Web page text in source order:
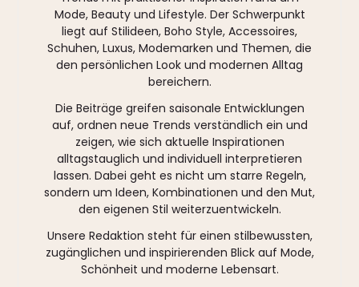
Mode, Beauty und Lifestyle. Der Schwerpunkt
liegt auf Stilideen, Boho Style, Accessoires,
Schuhen, Luxus, Modemarken und Themen, die
den persönlichen Look und modernen Alltag
bereichern.
Die Beiträge greifen saisonale Entwicklungen
auf, ordnen neue Trends verständlich ein und
zeigen, wie sich aktuelle Inspirationen
alltagstauglich und individuell interpretieren
lassen. Dabei geht es nicht um starre Regeln,
sondern um Ideen, Kombinationen und den Mut,
den eigenen Stil weiterzuentwickeln.
Unsere Redaktion steht für einen stilbewussten,
zugänglichen und inspirierenden Blick auf Mode,
Schönheit und moderne Lebensart.